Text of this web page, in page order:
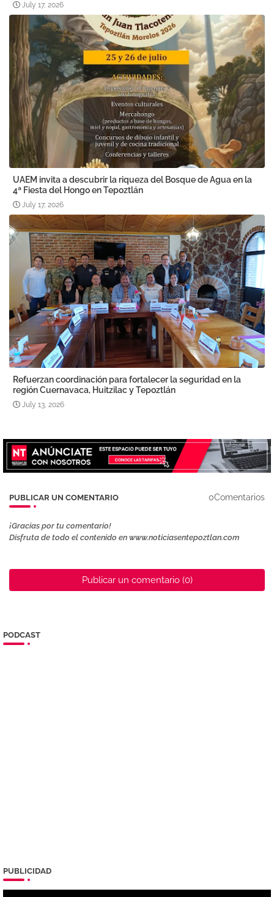
July 17, 2026
UAEM invita a descubrir la riqueza del Bosque de Agua en la
4ª Fiesta del Hongo en Tepoztlán
July 17, 2026
Refuerzan coordinación para fortalecer la seguridad en la
región Cuernavaca, Huitzilac y Tepoztlán
July 13, 2026
PUBLICAR UN COMENTARIO 0Comentarios
¡Gracias por tu comentario!
Disfruta de todo el contenido en www.noticiasentepoztlan.com
Publicar un comentario (0)
PODCAST
PUBLICIDAD